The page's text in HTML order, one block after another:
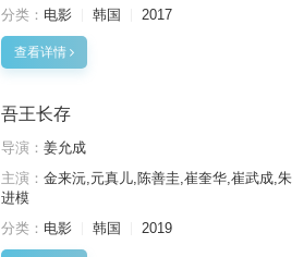
分类： 电影 韩国 2017
查看详情
吾王长存
导演： 姜允成
主演： 金来沅,元真儿,陈善圭,崔奎华,崔武成,朱
进模
分类： 电影 韩国 2019